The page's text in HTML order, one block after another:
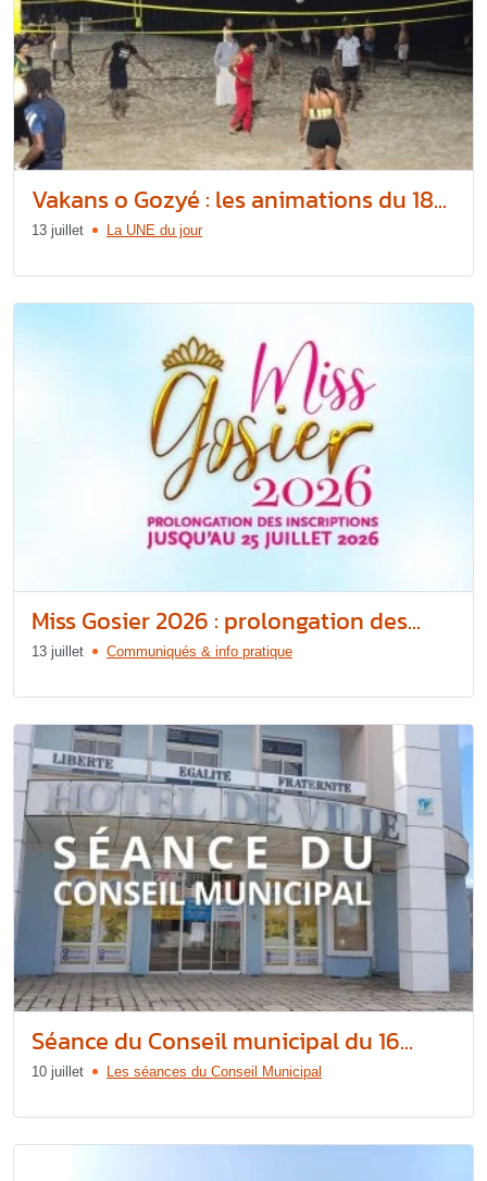
Vakans o Gozyé : les animations du 18...
13 juillet La UNE du jour
Miss Gosier 2026 : prolongation des...
13 juillet Communiqués & info pratique
Séance du Conseil municipal du 16...
10 juillet Les séances du Conseil Municipal